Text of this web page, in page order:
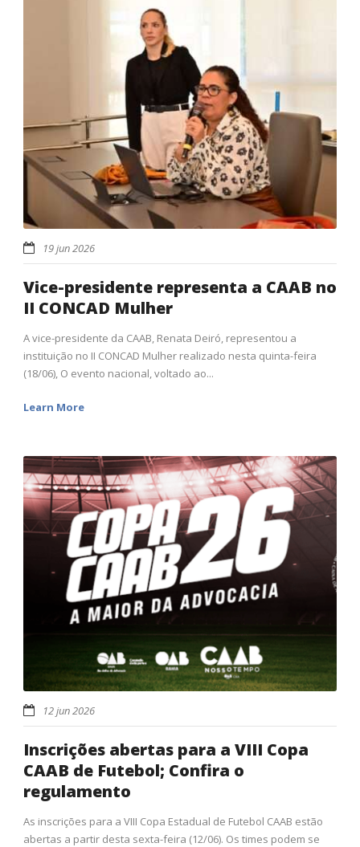
19 jun 2026
Vice-presidente representa a CAAB no
II CONCAD Mulher
A vice-presidente da CAAB, Renata Deiró, representou a
instituição no II CONCAD Mulher realizado nesta quinta-feira
(18/06), O evento nacional, voltado ao...
Learn More
12 jun 2026
Inscrições abertas para a VIII Copa
CAAB de Futebol; Confira o
regulamento
As inscrições para a VIII Copa Estadual de Futebol CAAB estão
abertas a partir desta sexta-feira (12/06). Os times podem se